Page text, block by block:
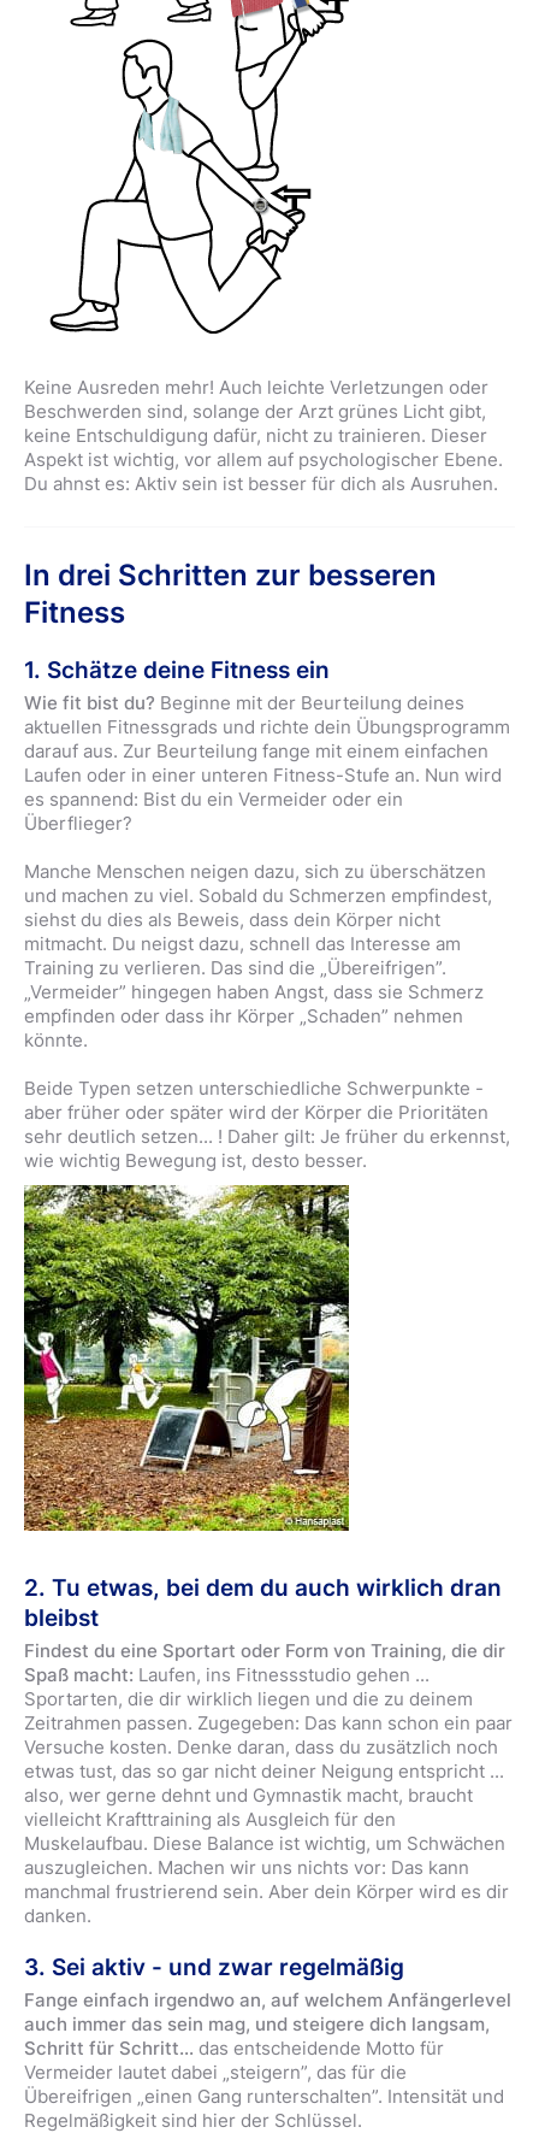
Keine Ausreden mehr! Auch leichte Verletzungen oder
Beschwerden sind, solange der Arzt grünes Licht gibt,
keine Entschuldigung dafür, nicht zu trainieren. Dieser
Aspekt ist wichtig, vor allem auf psychologischer Ebene.
Du ahnst es: Aktiv sein ist besser für dich als Ausruhen.
In drei Schritten zur besseren
Fitness
1. Schätze deine Fitness ein
Wie fit bist du? Beginne mit der Beurteilung deines
aktuellen Fitnessgrads und richte dein Übungsprogramm
darauf aus. Zur Beurteilung fange mit einem einfachen
Laufen oder in einer unteren Fitness-Stufe an. Nun wird
es spannend: Bist du ein Vermeider oder ein
Überflieger?
Manche Menschen neigen dazu, sich zu überschätzen
und machen zu viel. Sobald du Schmerzen empfindest,
siehst du dies als Beweis, dass dein Körper nicht
mitmacht. Du neigst dazu, schnell das Interesse am
Training zu verlieren. Das sind die „Übereifrigen”.
„Vermeider” hingegen haben Angst, dass sie Schmerz
empfinden oder dass ihr Körper „Schaden” nehmen
könnte.
Beide Typen setzen unterschiedliche Schwerpunkte -
aber früher oder später wird der Körper die Prioritäten
sehr deutlich setzen... ! Daher gilt: Je früher du erkennst,
wie wichtig Bewegung ist, desto besser.
2. Tu etwas, bei dem du auch wirklich dran
bleibst
Findest du eine Sportart oder Form von Training, die dir
Spaß macht: Laufen, ins Fitnessstudio gehen ...
Sportarten, die dir wirklich liegen und die zu deinem
Zeitrahmen passen. Zugegeben: Das kann schon ein paar
Versuche kosten. Denke daran, dass du zusätzlich noch
etwas tust, das so gar nicht deiner Neigung entspricht ...
also, wer gerne dehnt und Gymnastik macht, braucht
vielleicht Krafttraining als Ausgleich für den
Muskelaufbau. Diese Balance ist wichtig, um Schwächen
auszugleichen. Machen wir uns nichts vor: Das kann
manchmal frustrierend sein. Aber dein Körper wird es dir
danken.
3. Sei aktiv - und zwar regelmäßig
Fange einfach irgendwo an, auf welchem Anfängerlevel
auch immer das sein mag, und steigere dich langsam,
Schritt für Schritt... das entscheidende Motto für
Vermeider lautet dabei „steigern”, das für die
Übereifrigen „einen Gang runterschalten”. Intensität und
Regelmäßigkeit sind hier der Schlüssel.